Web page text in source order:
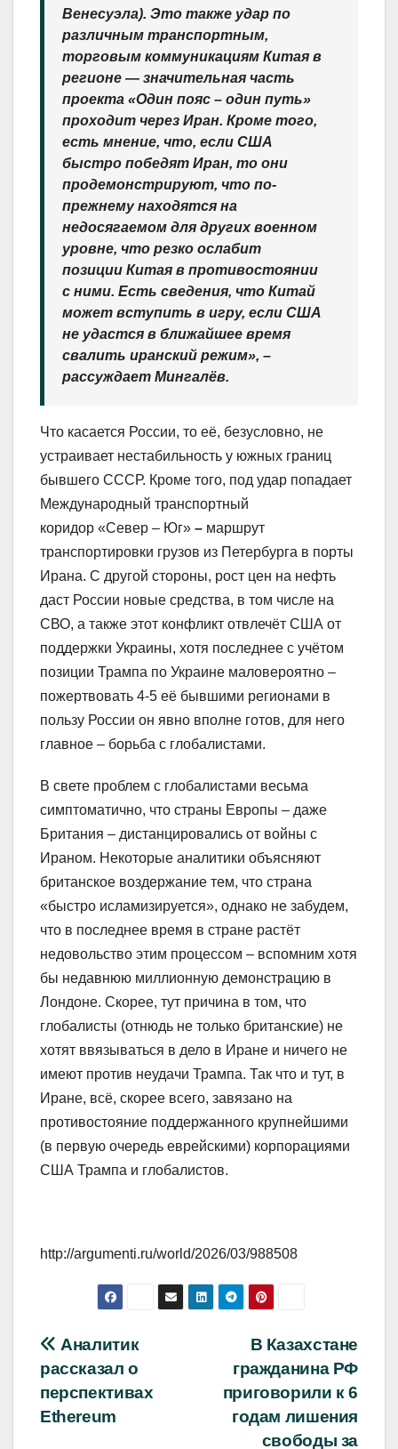
Венесуэла). Это также удар по
различным транспортным,
торговым коммуникациям Китая в
регионе — значительная часть
проекта «Один пояс – один путь»
проходит через Иран. Кроме того,
есть мнение, что, если США
быстро победят Иран, то они
продемонстрируют, что по-
прежнему находятся на
недосягаемом для других военном
уровне, что резко ослабит
позиции Китая в противостоянии
с ними. Есть сведения, что Китай
может вступить в игру, если США
не удастся в ближайшее время
свалить иранский режим», –
рассуждает Мингалёв.
Что касается России, то её, безусловно, не
устраивает нестабильность у южных границ
бывшего СССР. Кроме того, под удар попадает
Международный транспортный
коридор «Север – Юг» – маршрут
транспортировки грузов из Петербурга в порты
Ирана. С другой стороны, рост цен на нефть
даст России новые средства, в том числе на
СВО, а также этот конфликт отвлечёт США от
поддержки Украины, хотя последнее с учётом
позиции Трампа по Украине маловероятно –
пожертвовать 4-5 её бывшими регионами в
пользу России он явно вполне готов, для него
главное – борьба с глобалистами.
В свете проблем с глобалистами весьма
симптоматично, что страны Европы – даже
Британия – дистанцировались от войны с
Ираном. Некоторые аналитики объясняют
британское воздержание тем, что страна
«быстро исламизируется», однако не забудем,
что в последнее время в стране растёт
недовольство этим процессом – вспомним хотя
бы недавнюю миллионную демонстрацию в
Лондоне. Скорее, тут причина в том, что
глобалисты (отнюдь не только британские) не
хотят ввязываться в дело в Иране и ничего не
имеют против неудачи Трампа. Так что и тут, в
Иране, всё, скорее всего, завязано на
противостояние поддержанного крупнейшими
(в первую очередь еврейскими) корпорациями
США Трампа и глобалистов.
http://argumenti.ru/world/2026/03/988508
Навигация
по
записям
В Казахстане
гражданина РФ
приговорили к 6
годам лишения
свободы за
Аналитик
рассказал о
перспективах
Ethereum